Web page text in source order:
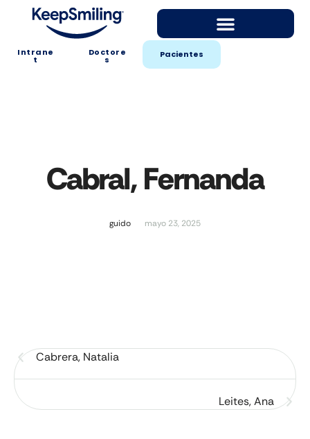
Intrane
t
Doctore
s Pacientes
Cabral, Fernanda
guido mayo 23, 2025
Cabrera, Natalia
Leites, Ana